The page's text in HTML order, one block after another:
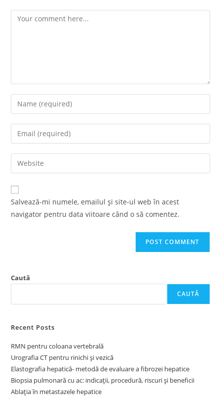
Comment
Enter
your
name
comment
Enter
your
email
address
comment
Enter
your
website
URL
Salvează-mi numele, emailul și site-ul web în acest
navigator pentru data viitoare când o să comentez.
Caută
CAUTĂ
Recent Posts
RMN pentru coloana vertebrală
Urografia CT pentru rinichi și vezică
Elastografia hepatică- metodă de evaluare a fibrozei hepatice
Biopsia pulmonară cu ac: indicații, procedură, riscuri și beneficii
Ablația în metastazele hepatice